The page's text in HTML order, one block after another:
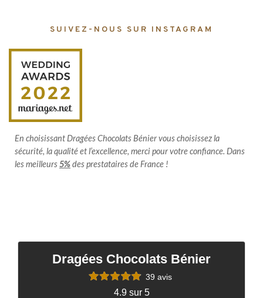
SUIVEZ-NOUS SUR INSTAGRAM
En choisissant Dragées Chocolats Bénier vous choisissez la
sécurité, la qualité et l’excellence, merci pour votre confiance. Dans
les meilleurs5%des prestataires de France !
Dragées Chocolats Bénier
39 avis
4.9 sur 5